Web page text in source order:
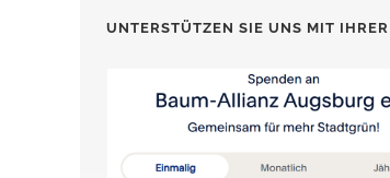
UNTERSTÜTZEN SIE UNS MIT IHRER